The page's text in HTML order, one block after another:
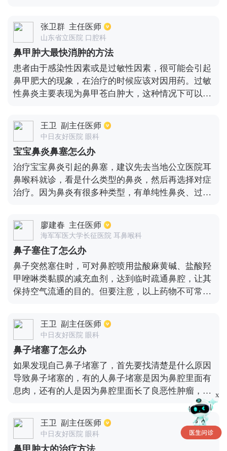
生而引起的下鼻甲肥大，可以在正规医院进行鼻甲黏
膜下部分骨质切除术，这可以改善患者的鼻腔通气功
能。3、如果是由于慢性鼻炎而引起的肥厚型鼻甲肥
大，使用鼻内镜下等离子低温消融等方法来进行治
疗。
张卫群 主任医师
山东省立医院 口腔科
鼻甲肿大最快消肿的方法
患者由于感染性因素或是过敏性因素，很可能会引起
鼻甲肥大的现象，在治疗的时候应该对因用药。过敏
性鼻炎主要表现为鼻甲苍白肿大，这种情况下可以配
鼻甲肥大，则很有可能是鼻窦炎，这需要患者使用抗
生素类的药物。急性鼻窦炎比较容易恢复，一般通过
自身的免疫力就可以自行恢复。而慢性鼻窦炎则很难
恢复，可能需要手术以及中药辅助治疗。
王卫 副主任医师
中日友好医院 眼科
宝宝鼻炎鼻塞怎么办
治疗宝宝鼻炎引起的鼻塞，建议先去当地公立医院耳
鼻喉科就诊，看是什么类型的鼻炎，然后再选择对症
治疗。因为鼻炎有很多种类型，有单纯性鼻炎、过敏
纯性鼻炎，建议服用鼻炎康片进行治疗；对于过敏性
鼻炎，建议服用酮替芬片配合外用酮替芬滴鼻液治
疗；如果是鼻窦炎，建议服用鼻炎通窍颗粒配合鼻炎
康片或者是外用滴通鼻炎液治疗；如果是有鼻中隔偏
曲或是鼻甲肥大的情况，只能选择手术治疗。
廖建春 主任医师
海军军医大学长征医院 耳鼻喉科
鼻子塞住了怎么办
鼻子突然塞住时，可对鼻腔喷用盐酸麻黄碱、盐酸羟
甲唑啉类黏膜的减充血剂，达到临时疏通鼻腔，让其
保持空气流通的目的。但要注意，以上药物不可常
的症状存在，需要去医院做前鼻镜、鼻内镜或鼻部CT
等检查，明确具体诱因，排查看是否由于鼻中隔偏
曲、下鼻甲肥大或鼻息肉等诱发的鼻塞问题。根据具
体的病变对症治疗，这样才能从根本上缓解或摆脱鼻
塞问题。
王卫 副主任医师
中日友好医院 眼科
鼻子堵塞了怎么办
如果发现自己鼻子堵塞了，首先要找清楚是什么原因
导致鼻子堵塞的，有的人鼻子堵塞是因为鼻腔里面有
息肉，还有的人是因为鼻腔里面长了良恶性肿瘤，鼻
中隔偏曲或患有过敏性鼻炎导致鼻腔水肿，鼻甲肥大
等都有可能出现鼻子堵塞的情况，病因不同，治疗方
案也不一样。如果鼻腔内有异物，比如息肉，良恶性
肿瘤，需要通过手术治疗。如果是过敏性鼻炎或慢性
王卫 副主任医师
中日友好医院 眼科
鼻甲肿大的治疗方法
x